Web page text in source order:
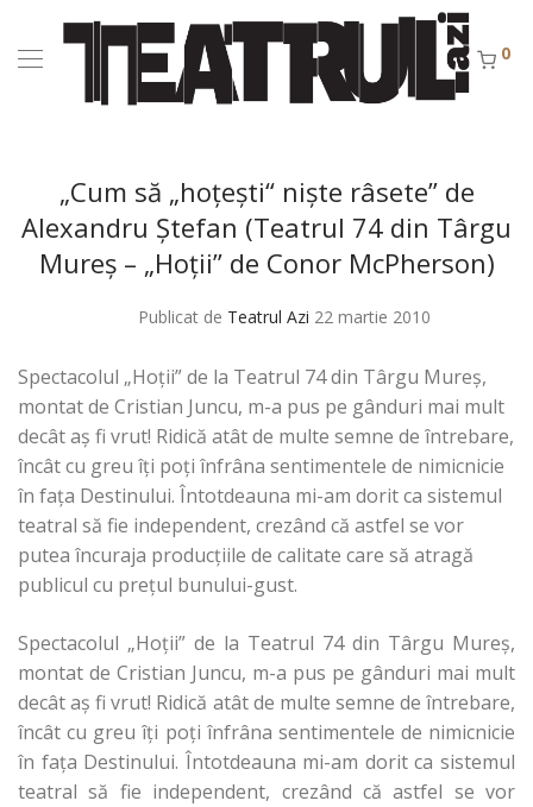
0
„Cum să „hoţeşti“ nişte râsete” de
Alexandru Ştefan (Teatrul 74 din Târgu
Mureş – „Hoţii” de Conor McPherson)
Publicat de Teatrul Azi 22 martie 2010
Spectacolul „Hoţii” de la Teatrul 74 din Târgu Mureş,
montat de Cristian Juncu, m-a pus pe gânduri mai mult
decât aş fi vrut! Ridică atât de multe semne de întrebare,
încât cu greu îţi poţi înfrâna sentimentele de nimicnicie
în faţa Destinului. Întotdeauna mi-am dorit ca sistemul
teatral să fie independent, crezând că astfel se vor
putea încuraja producţiile de calitate care să atragă
publicul cu preţul bunului-gust.
Spectacolul „Hoţii” de la Teatrul 74 din Târgu Mureş,
montat de Cristian Juncu, m-a pus pe gânduri mai mult
decât aş fi vrut! Ridică atât de multe semne de întrebare,
încât cu greu îţi poţi înfrâna sentimentele de nimicnicie
în faţa Destinului. Întotdeauna mi-am dorit ca sistemul
teatral să fie independent, crezând că astfel se vor